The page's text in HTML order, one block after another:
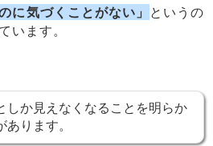
に気づくことがない」 というの
います。
しか見えなくなることを明らか
ります。